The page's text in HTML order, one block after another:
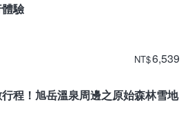
驗
NT$6,539
程！旭岳溫泉周邊之原始森林雪地